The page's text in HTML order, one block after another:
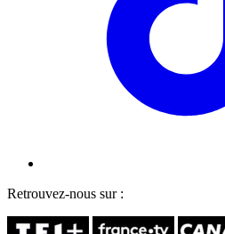
Retrouvez-nous sur :